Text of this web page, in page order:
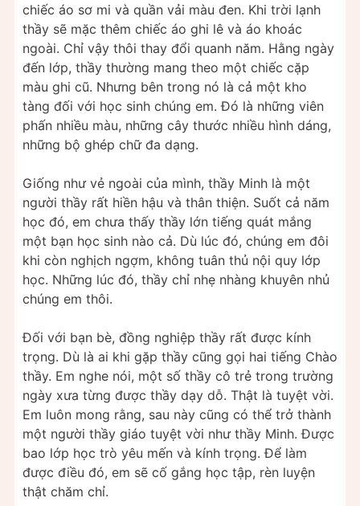
chiếc áo sơ mi và quần vải màu đen. Khi trời lạnh
thầy sẽ mặc thêm chiếc áo ghi lê và áo khoác
ngoài. Chỉ vậy thôi thay đổi quanh năm. Hằng ngày
đến lớp, thầy thường mang theo một chiếc cặp
màu ghi cũ. Nhưng bên trong nó là cả một kho
tàng đối với học sinh chúng em. Đó là những viên
phấn nhiều màu, những cây thước nhiều hình dáng,
những bộ ghép chữ đa dạng.
Giống như vẻ ngoài của mình, thầy Minh là một
người thầy rất hiền hậu và thân thiện. Suốt cả năm
học đó, em chưa thấy thầy lớn tiếng quát mắng
một bạn học sinh nào cả. Dù lúc đó, chúng em đôi
khi còn nghịch ngợm, không tuân thủ nội quy lớp
học. Những lúc đó, thầy chỉ nhẹ nhàng khuyên nhủ
chúng em thôi.
Đối với bạn bè, đồng nghiệp thầy rất được kính
trọng. Dù là ai khi gặp thầy cũng gọi hai tiếng Chào
thầy. Em nghe nói, một số thầy cô trẻ trong trường
ngày xưa từng được thầy dạy dỗ. Thật là tuyệt vời.
Em luôn mong rằng, sau này cũng có thể trở thành
một người thầy giáo tuyệt vời như thầy Minh. Được
bao lớp học trò yêu mến và kính trọng. Để làm
được điều đó, em sẽ cố gắng học tập, rèn luyện
thật chăm chỉ.